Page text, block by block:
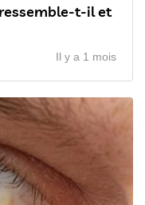
t-il et
Il y a 1 mois